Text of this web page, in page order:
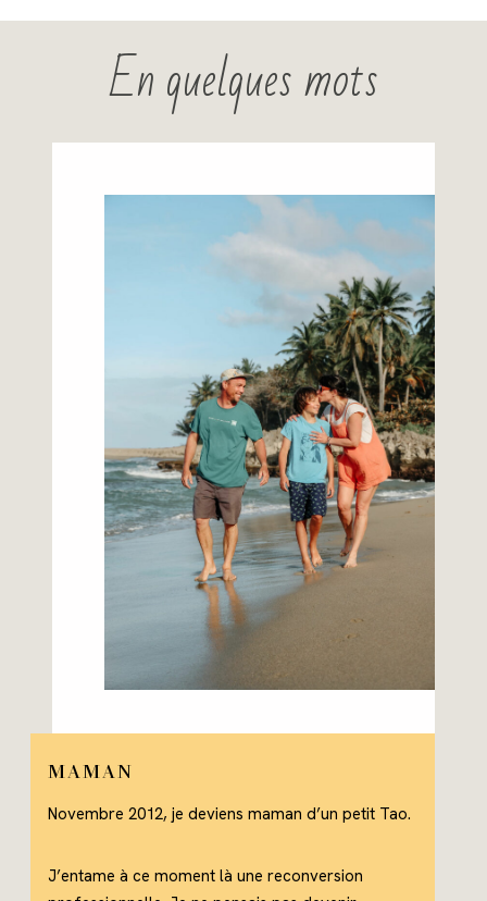
En quelques mots
MAMAN
Novembre 2012, je deviens maman d’un petit Tao.
J’entame à ce moment là une reconversion